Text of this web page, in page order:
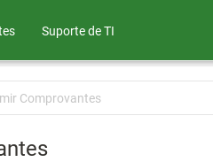
Suporte de TI
Comprovantes